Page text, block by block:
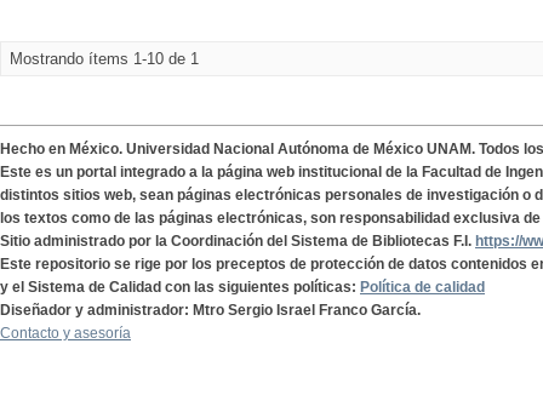
Mostrando ítems 1-10 de 1
Hecho en México. Universidad Nacional Autónoma de México UNAM. Todos
Este es un portal integrado a la página web institucional de la Facultad de
distintos sitios web, sean páginas electrónicas personales de investigación o
los textos como de las páginas electrónicas, son responsabilidad exclusiva
Sitio administrado por la Coordinación del Sistema de Bibliotecas F.I. https://
Este repositorio se rige por los preceptos de protección de datos contenidos
y el Sistema de Calidad con las siguientes políticas: Política de calidad
Diseñador y administrador: Mtro Sergio Israel Franco García.
Contacto y asesoría